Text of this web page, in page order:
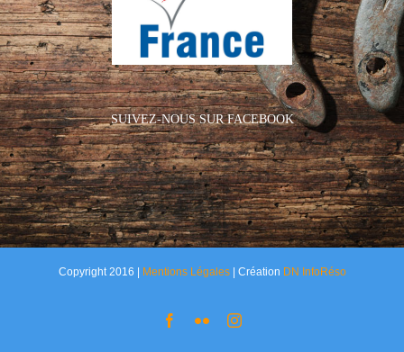
SUIVEZ-NOUS SUR FACEBOOK
Copyright 2016 | Mentions Légales| Création DN InfoRéso
Facebook
FlickrInstagram